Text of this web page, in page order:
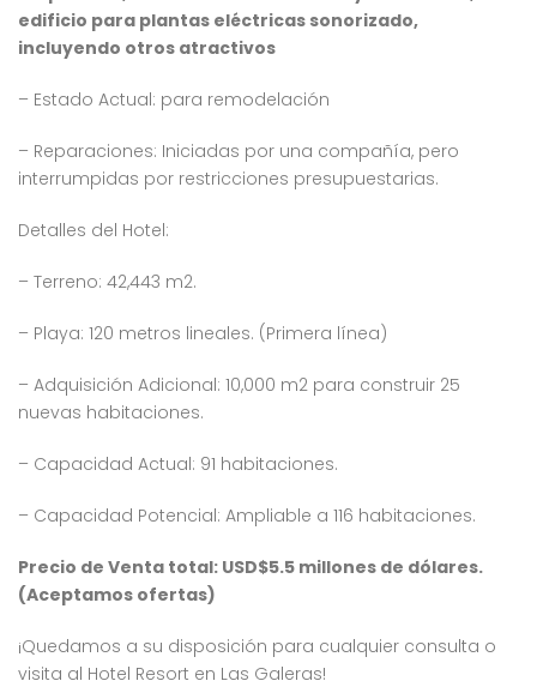
edificio para plantas eléctricas sonorizado,
incluyendo otros atractivos
– Estado Actual: para remodelación
– Reparaciones: Iniciadas por una compañía, pero
interrumpidas por restricciones presupuestarias.
Detalles del Hotel:
– Terreno: 42,443 m2.
– Playa: 120 metros lineales. (Primera línea)
– Adquisición Adicional: 10,000 m2 para construir 25
nuevas habitaciones.
– Capacidad Actual: 91 habitaciones.
– Capacidad Potencial: Ampliable a 116 habitaciones.
Precio de Venta total: USD$5.5 millones de dólares.
(Aceptamos ofertas)
¡Quedamos a su disposición para cualquier consulta o
visita al Hotel Resort en Las Galeras!